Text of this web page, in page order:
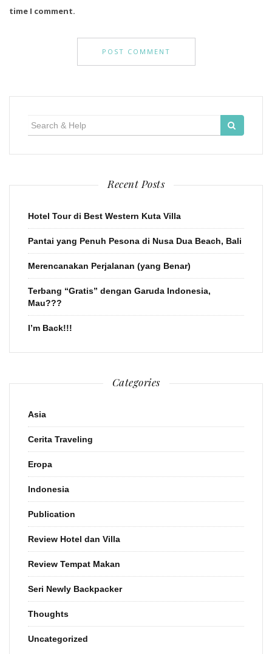
time I comment.
Recent Posts
Hotel Tour di Best Western Kuta Villa
Pantai yang Penuh Pesona di Nusa Dua Beach, Bali
Merencanakan Perjalanan (yang Benar)
Terbang “Gratis” dengan Garuda Indonesia,
Mau???
I’m Back!!!
Categories
Asia
Cerita Traveling
Eropa
Indonesia
Publication
Review Hotel dan Villa
Review Tempat Makan
Seri Newly Backpacker
Thoughts
Uncategorized